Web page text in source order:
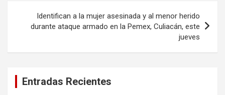
Identifican a la mujer asesinada y al menor herido
durante ataque armado en la Pemex, Culiacán, este
jueves
Entradas Recientes